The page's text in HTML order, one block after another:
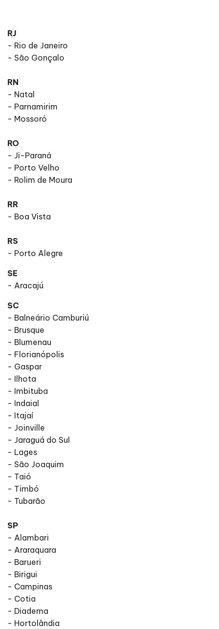
RJ
- Rio de Janeiro
- São Gonçalo
RN
- Natal
- Parnamirim
- Mossoró
RO
- Ji-Paraná
- Porto Velho
- Rolim de Moura
RR
- Boa Vista
RS
- Porto Alegre
SE
- Aracajú
SC
- Balneário Camburiú
- Brusque
- Blumenau
- Florianópolis
- Gaspar
- Ilhota
- Imbituba
- Indaial
- Itajaí
- Joinville
- Jaraguá do Sul
- Lages
- São Joaquim
- Taió
- Timbó
- Tubarão
SP
- Alambari
- Araraquara
- Barueri
- Birigui
- Campinas
- Cotia
- Diadema
- Hortolândia